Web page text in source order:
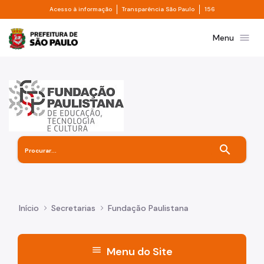
Pular para o Conteúdo principal
Acesso à informação Divisor de acesso à informação
Transparência São Paulo Divisor de
156
Prefeitura de São PauloMenu menu
search
Início Secretarias Fundação Paulistana
menu Menu do Site